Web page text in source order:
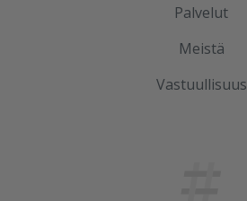
Palvelut
Meistä
Vastuullisuus